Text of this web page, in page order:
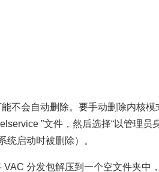
不会自动删除。要手动删除内核
”文件，然后选择“以管理
启动时被删除）。
分发包解压到一个空文件夹中